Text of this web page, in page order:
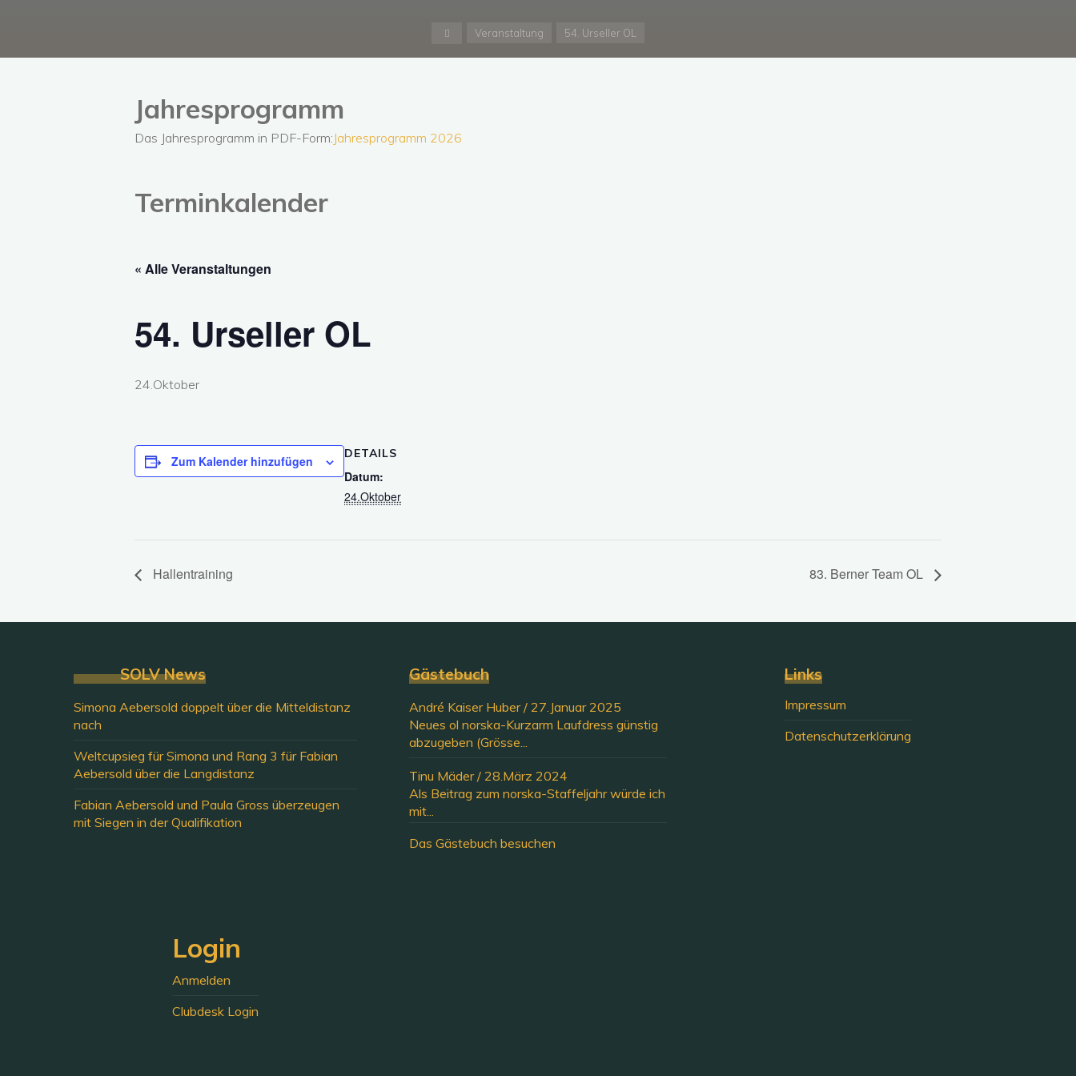
StartVeranstaltung 54. Urseller OL
Jahresprogramm
Das Jahresprogramm in PDF-Form: Jahresprogramm 2026
Terminkalender
« Alle Veranstaltungen
54. Urseller OL
24.Oktober
Zum Kalender hinzufügen DETAILS
Datum:
24.Oktober
Hallentraining 83. Berner Team OL
SOLV News
Simona Aebersold doppelt über die Mitteldistanz
nach
Weltcupsieg für Simona und Rang 3 für Fabian
Aebersold über die Langdistanz
Fabian Aebersold und Paula Gross überzeugen
mit Siegen in der Qualifikation
Gästebuch
André Kaiser Huber/ 27.Januar 2025
Neues ol norska-Kurzarm Laufdress günstig
abzugeben (Grösse...
Tinu Mäder/ 28.März 2024
Als Beitrag zum norska-Staffeljahr würde ich
mit...
Das Gästebuch besuchen
Links
Impressum
Datenschutzerklärung
Login
Anmelden
Clubdesk Login